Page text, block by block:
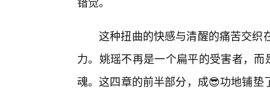
这种扭曲的快感与清醒的痛苦交织
力。姚瑶不再是一个扁平的受害者，
魂。这四章的前半部分，成😎功地铺